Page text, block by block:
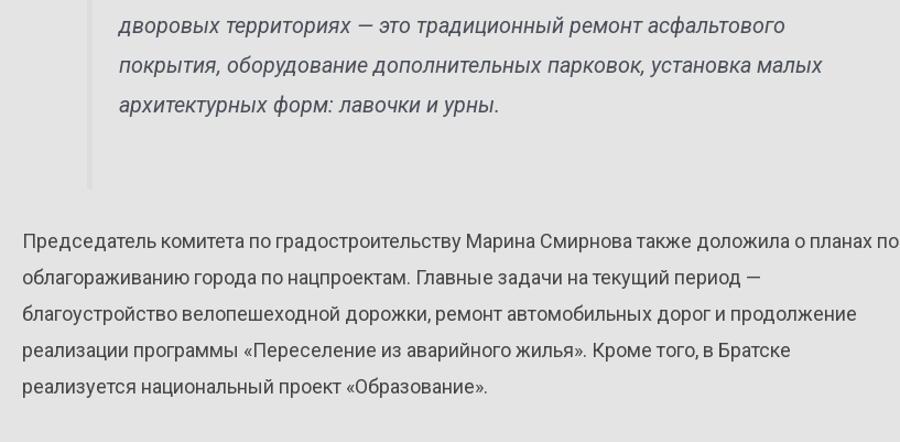
дворовых территориях — это традиционный ремонт асфальтового
покрытия, оборудование дополнительных парковок, установка малых
архитектурных форм: лавочки и урны.
Председатель комитета по градостроительству Марина Смирнова также доложила о планах по
облагораживанию города по нацпроектам. Главные задачи на текущий период —
благоустройство велопешеходной дорожки, ремонт автомобильных дорог и продолжение
реализации программы «Переселение из аварийного жилья». Кроме того, в Братске
реализуется национальный проект «Образование».